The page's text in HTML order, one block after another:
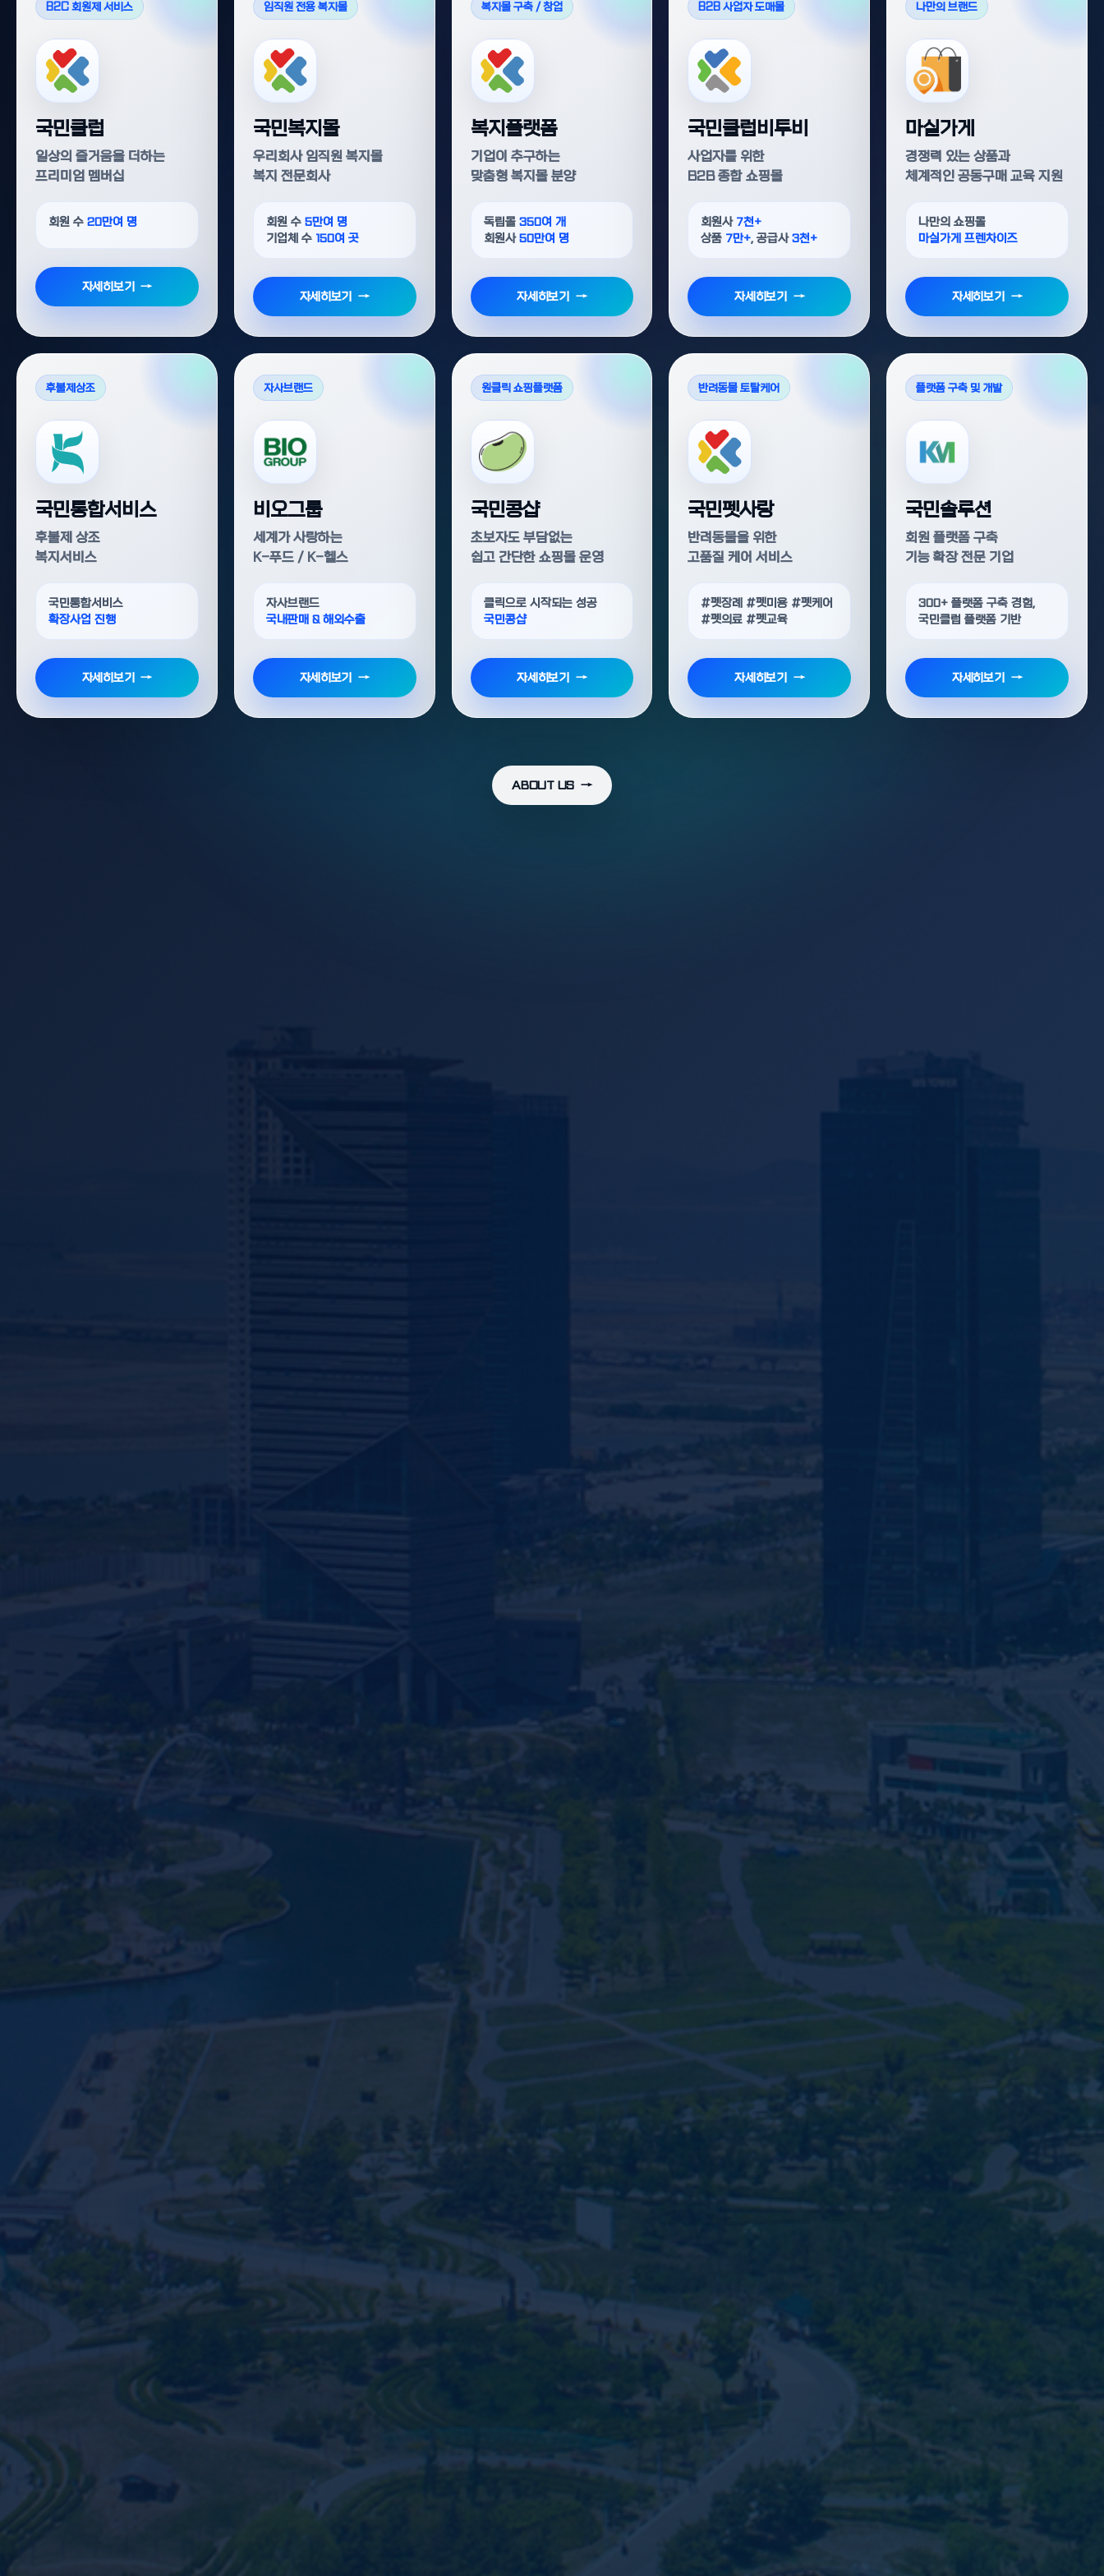
B2C 회원제 서비스
국민클럽
일상의 즐거움을 더하는
프리미엄 멤버십
회원 수 20만여 명
자세히보기
임직원 전용 복지몰
국민복지몰
우리회사 임직원 복지몰
복지 전문회사
회원 수 5만여 명
기업체 수 150여 곳
자세히보기
복지몰 구축 / 창업
복지플랫폼
기업이 추구하는
맞춤형 복지몰 분양
독립몰 350여 개
회원사50만여 명
자세히보기
B2B 사업자 도매몰
국민클럽비투비
사업자를 위한
B2B 종합 쇼핑몰
회원사 7천+
상품 7만+, 공급사3천+
자세히보기
나만의 브랜드
마실가게
경쟁력 있는 상품과
체계적인 공동구매 교육 지원
나만의 쇼핑몰
마실가게 프렌차이즈
자세히보기
후불제상조
국민통합서비스
후불제 상조
복지서비스
국민통합서비스
확장사업 진행
자세히보기
자사브랜드
비오그룹
세계가 사랑하는
K-푸드 / K-헬스
자사브랜드
국내판매 & 해외수출
자세히보기
원클릭 쇼핑플랫폼
국민콩샵
초보자도 부담없는
쉽고 간단한 쇼핑몰 운영
클릭으로 시작되는 성공
국민콩샵
자세히보기
반려동물 토탈케어
국민펫사랑
반려동물을 위한
고품질 케어 서비스
#펫장례 #펫미용 #펫케어
#펫의료 #펫교육
자세히보기
플랫폼 구축 및 개발
국민솔루션
회원 플랫폼 구축
기능 확장 전문 기업
300+ 플랫폼 구축 경험,
국민클럽 플랫폼 기반
자세히보기
ABOUT US